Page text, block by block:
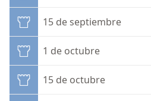
15 de septiembre
1 de octubre
15 de octubre